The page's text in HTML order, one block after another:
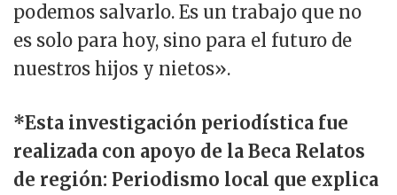
podemos salvarlo. Es un trabajo que no
es solo para hoy, sino para el futuro de
nuestros hijos y nietos».
*Esta investigación periodística fue
realizada con apoyo de la Beca Relatos
de región: Periodismo local que explica